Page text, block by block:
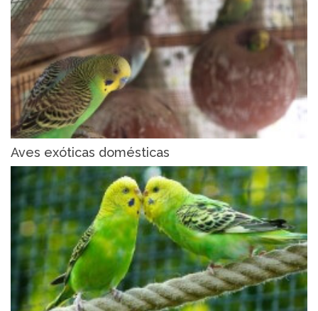
Aves exóticas domésticas